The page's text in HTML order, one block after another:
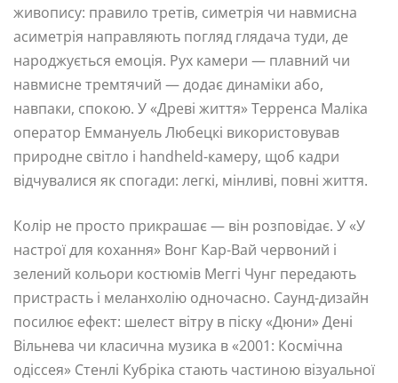
живопису: правило третів, симетрія чи навмисна
асиметрія направляють погляд глядача туди, де
народжується емоція. Рух камери — плавний чи
навмисне тремтячий — додає динаміки або,
навпаки, спокою. У «Древі життя» Терренса Маліка
оператор Еммануель Любецкі використовував
природне світло і handheld-камеру, щоб кадри
відчувалися як спогади: легкі, мінливі, повні життя.
Колір не просто прикрашає — він розповідає. У «У
настрої для кохання» Вонг Кар-Вай червоний і
зелений кольори костюмів Меггі Чунг передають
пристрасть і меланхолію одночасно. Саунд-дизайн
посилює ефект: шелест вітру в піску «Дюни» Дені
Вільнева чи класична музика в «2001: Космічна
одіссея» Стенлі Кубріка стають частиною візуальної